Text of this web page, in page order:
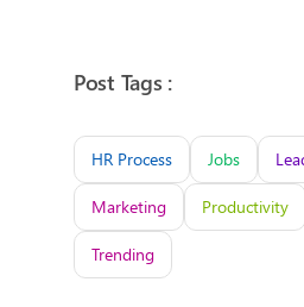
Post Tags :
HR Process Jobs
Marketing Productivity
Trending